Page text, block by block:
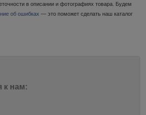
в описании и фотографиях товара. Будем
об ошибках — это поможет сделать наш каталог
к нам: